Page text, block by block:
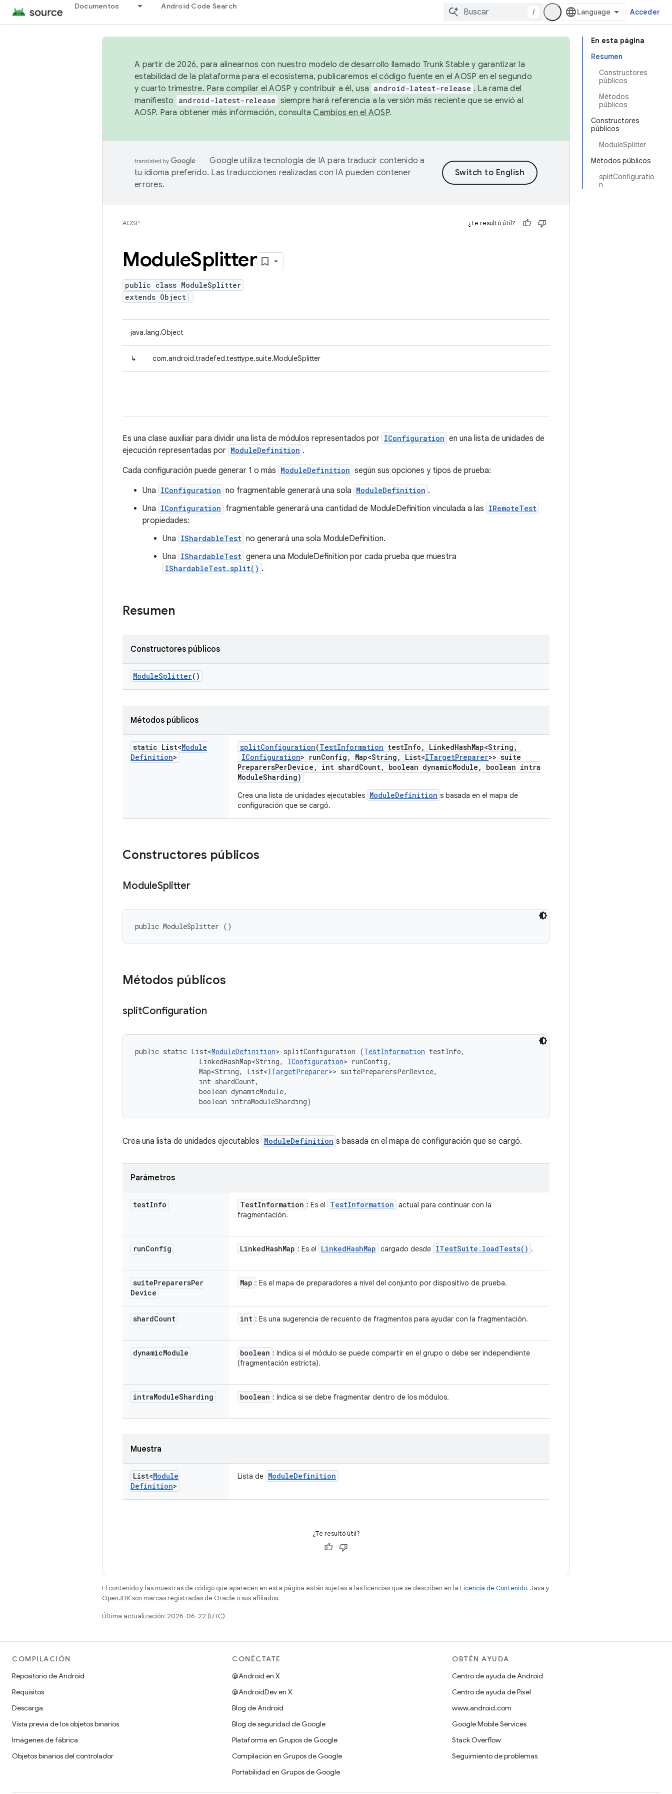
Documentos Android Code Search
/ Acceder
En esta página
Resumen
Constructores
públicos
Métodos
públicos
Constructores
públicos
ModuleSplitter
Métodos públicos
splitConfiguratio
n
A partir de 2026, para alinearnos con nuestro modelo de desarrollo llamado Trunk Stable y garantizar la
estabilidad de la plataforma para el ecosistema, publicaremos el código fuente en el AOSP en el segundo
y cuarto trimestre. Para compilar el AOSP y contribuir a él, usa android-latest-release . La rama del
manifiesto
android-latest-release siempre hará referencia a la versión más reciente que se envió al
AOSP. Para obtener más información, consultaCambios en el AOSP.
Google utiliza tecnología de IA para traducir contenido a
tu idioma preferido. Las traducciones realizadas con IA pueden contener
errores.
AOSP ¿Te resultó útil?
ModuleSplitter
public class ModuleSplitter
extends Object
java.lang.Object
↳ com.android.tradefed.testtype.suite.ModuleSplitter
Es una clase auxiliar para dividir una lista de módulos representados por IConfiguration en una lista de unidades de
ejecución representadas por ModuleDefinition .
Cada configuración puede generar 1 o más ModuleDefinition según sus opciones y tipos de prueba:
Una IConfiguration no fragmentable generará una sola ModuleDefinition .
Una IConfiguration fragmentable generará una cantidad de ModuleDefinition vinculada a las IRemoteTest
propiedades:
Una IShardableTest no generará una sola ModuleDefinition.
Una IShardableTest genera una ModuleDefinition por cada prueba que muestra
IShardableTest.split() .
Resumen
Constructores públicos
ModuleSplitter()
Métodos públicos
static List<Module
Definition>
splitConfiguration(TestInformation testInfo , LinkedHashMap<String ,
IConfiguration> runConfig , Map<String , List<ITargetPreparer>> suite
PreparersPerDevice , int shardCount, boolean dynamicModule ,
boolean intra
ModuleSharding)
Crea una lista de unidades ejecutables ModuleDefinition s basada en el mapa de
configuración que se cargó.
Constructores públicos
ModuleSplitter
public ModuleSplitter ()
Métodos públicos
splitConfiguration
public static List<ModuleDefinition> splitConfiguration (TestInformation testInfo,
                LinkedHashMap<String,
IConfiguration> runConfig,
                Map<String, List<
ITargetPreparer>> suitePreparersPerDevice,
                int shardCount,
                boolean dynamicModule,
                boolean intraModuleSharding)
Crea una lista de unidades ejecutables ModuleDefinition s basada en el mapa de configuración que se cargó.
Parámetros
testInfo TestInformation : Es el TestInformation actual para continuar con la
fragmentación.
runConfig LinkedHashMap : Es el LinkedHashMap cargado desde ITestSuite . loadTests( ) .
suitePreparersPer
Device
Map : Es el mapa de preparadores a nivel del conjunto por dispositivo de prueba.
shardCount int : Es una sugerencia de recuento de fragmentos para ayudar con la fragmentación.
dynamicModule boolean : Indica si el módulo se puede compartir en el grupo o debe ser independiente
(fragmentación estricta).
intraModuleSharding boolean : Indica si se debe fragmentar dentro de los módulos.
Muestra
List<Module
Definition>
Lista de ModuleDefinition
¿Te resultó útil?
El contenido y las muestras de código que aparecen en esta página están sujetas a las licencias que se describen en la Licencia de Contenido. Java y
OpenJDK son marcas registradas de Oracle o sus afiliados.
Última actualización: 2026-06-22 (UTC)
COMPILACIÓN
Repositorio de Android
Requisitos
Descarga
Vista previa de los objetos binarios
Imágenes de fábrica
Objetos binarios del controlador
CONÉCTATE
@Android en X
@AndroidDev en X
Blog de Android
Blog de seguridad de Google
Plataforma en Grupos de Google
Compilación en Grupos de Google
Portabilidad en Grupos de Google
OBTÉN AYUDA
Centro de ayuda de Android
Centro de ayuda de Pixel
www.android.com
Google Mobile Services
Stack Overflow
Seguimiento de problemas